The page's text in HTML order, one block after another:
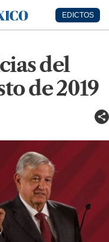
EDICTOS
del
de 2019